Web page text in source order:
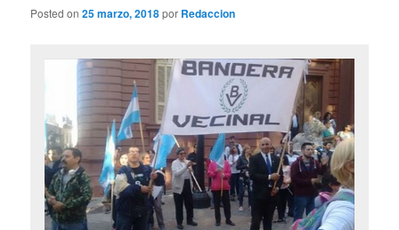
Posted on25 marzo, 2018por Redaccion